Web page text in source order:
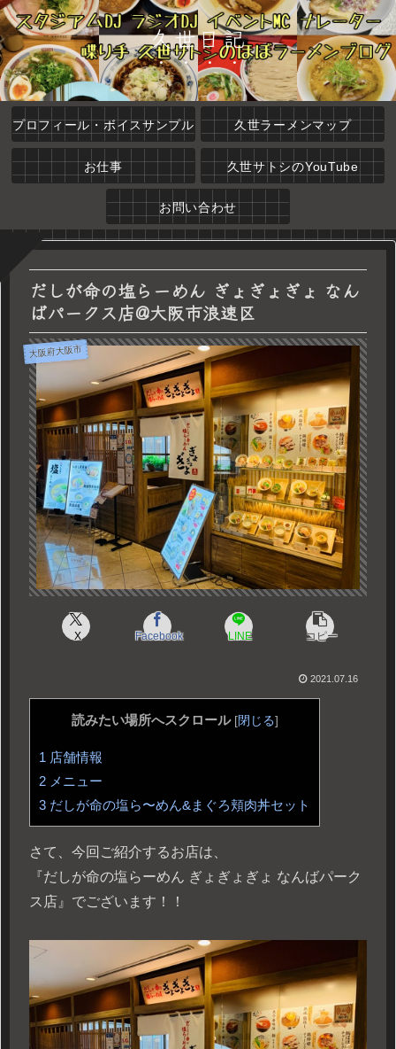
久世日記
プロフィール・ボイスサンプル 久世ラーメンマップ
お仕事 久世サトシのYouTube
お問い合わせ
だしが命の塩らーめん ぎょぎょぎょ なん
ばパークス店@大阪市浪速区
大阪府大阪市
X Facebook LINE コピー
2021.07.16
読みたい場所へスクロール [閉じる]
1 店舗情報
2 メニュー
3 だしが命の塩ら〜めん&まぐろ頬肉丼セット
さて、今回ご紹介するお店は、
『だしが命の塩らーめん ぎょぎょぎょ なんばパーク
ス店』でございます！！